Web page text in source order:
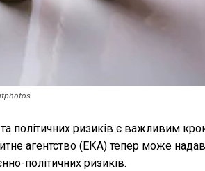
політичних ризиків є важливим
агентство (ЕКА) тепер може
політичних ризиків.